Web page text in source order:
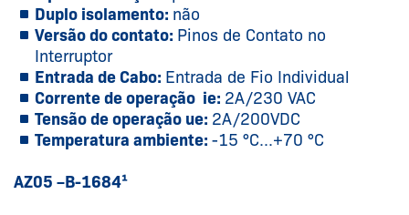
Duplo isolamento: não
Versão do contato: Pinos de Contato no
Interruptor
Entrada de Cabo: Entrada de Fio Individual
Corrente de operação ie: 2A/230 VAC
Tensão de operação ue: 2A/200VDC
Temperatura ambiente: -15 °C...+70 °C
AZ05 –B-1684¹